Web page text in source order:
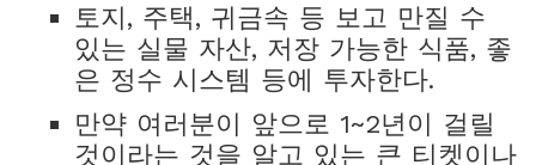
토지, 주택, 귀금속 등 보고 만질 수
있는 실물 자산, 저장 가능한 식품, 좋
은 정수 시스템 등에 투자한다.
만약 여러분이 앞으로 1~2년이 걸릴
것이라는 것을 알고 있는 큰 티켓이나